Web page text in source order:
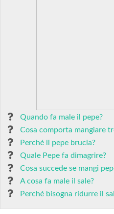
Quando fa male il pepe?
Cosa comporta mangiare
Perché il pepe brucia?
Quale Pepe fa dimagrire?
Cosa succede se mangi
A cosa fa male il sale?
Perché bisogna ridurre il